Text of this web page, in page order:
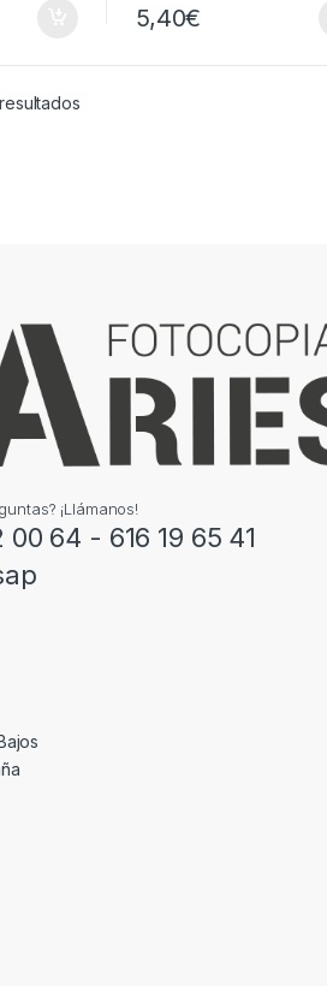
5,40€
Ordenado por popularidad
¡Llámanos!
00 64 - 616 19 65 41